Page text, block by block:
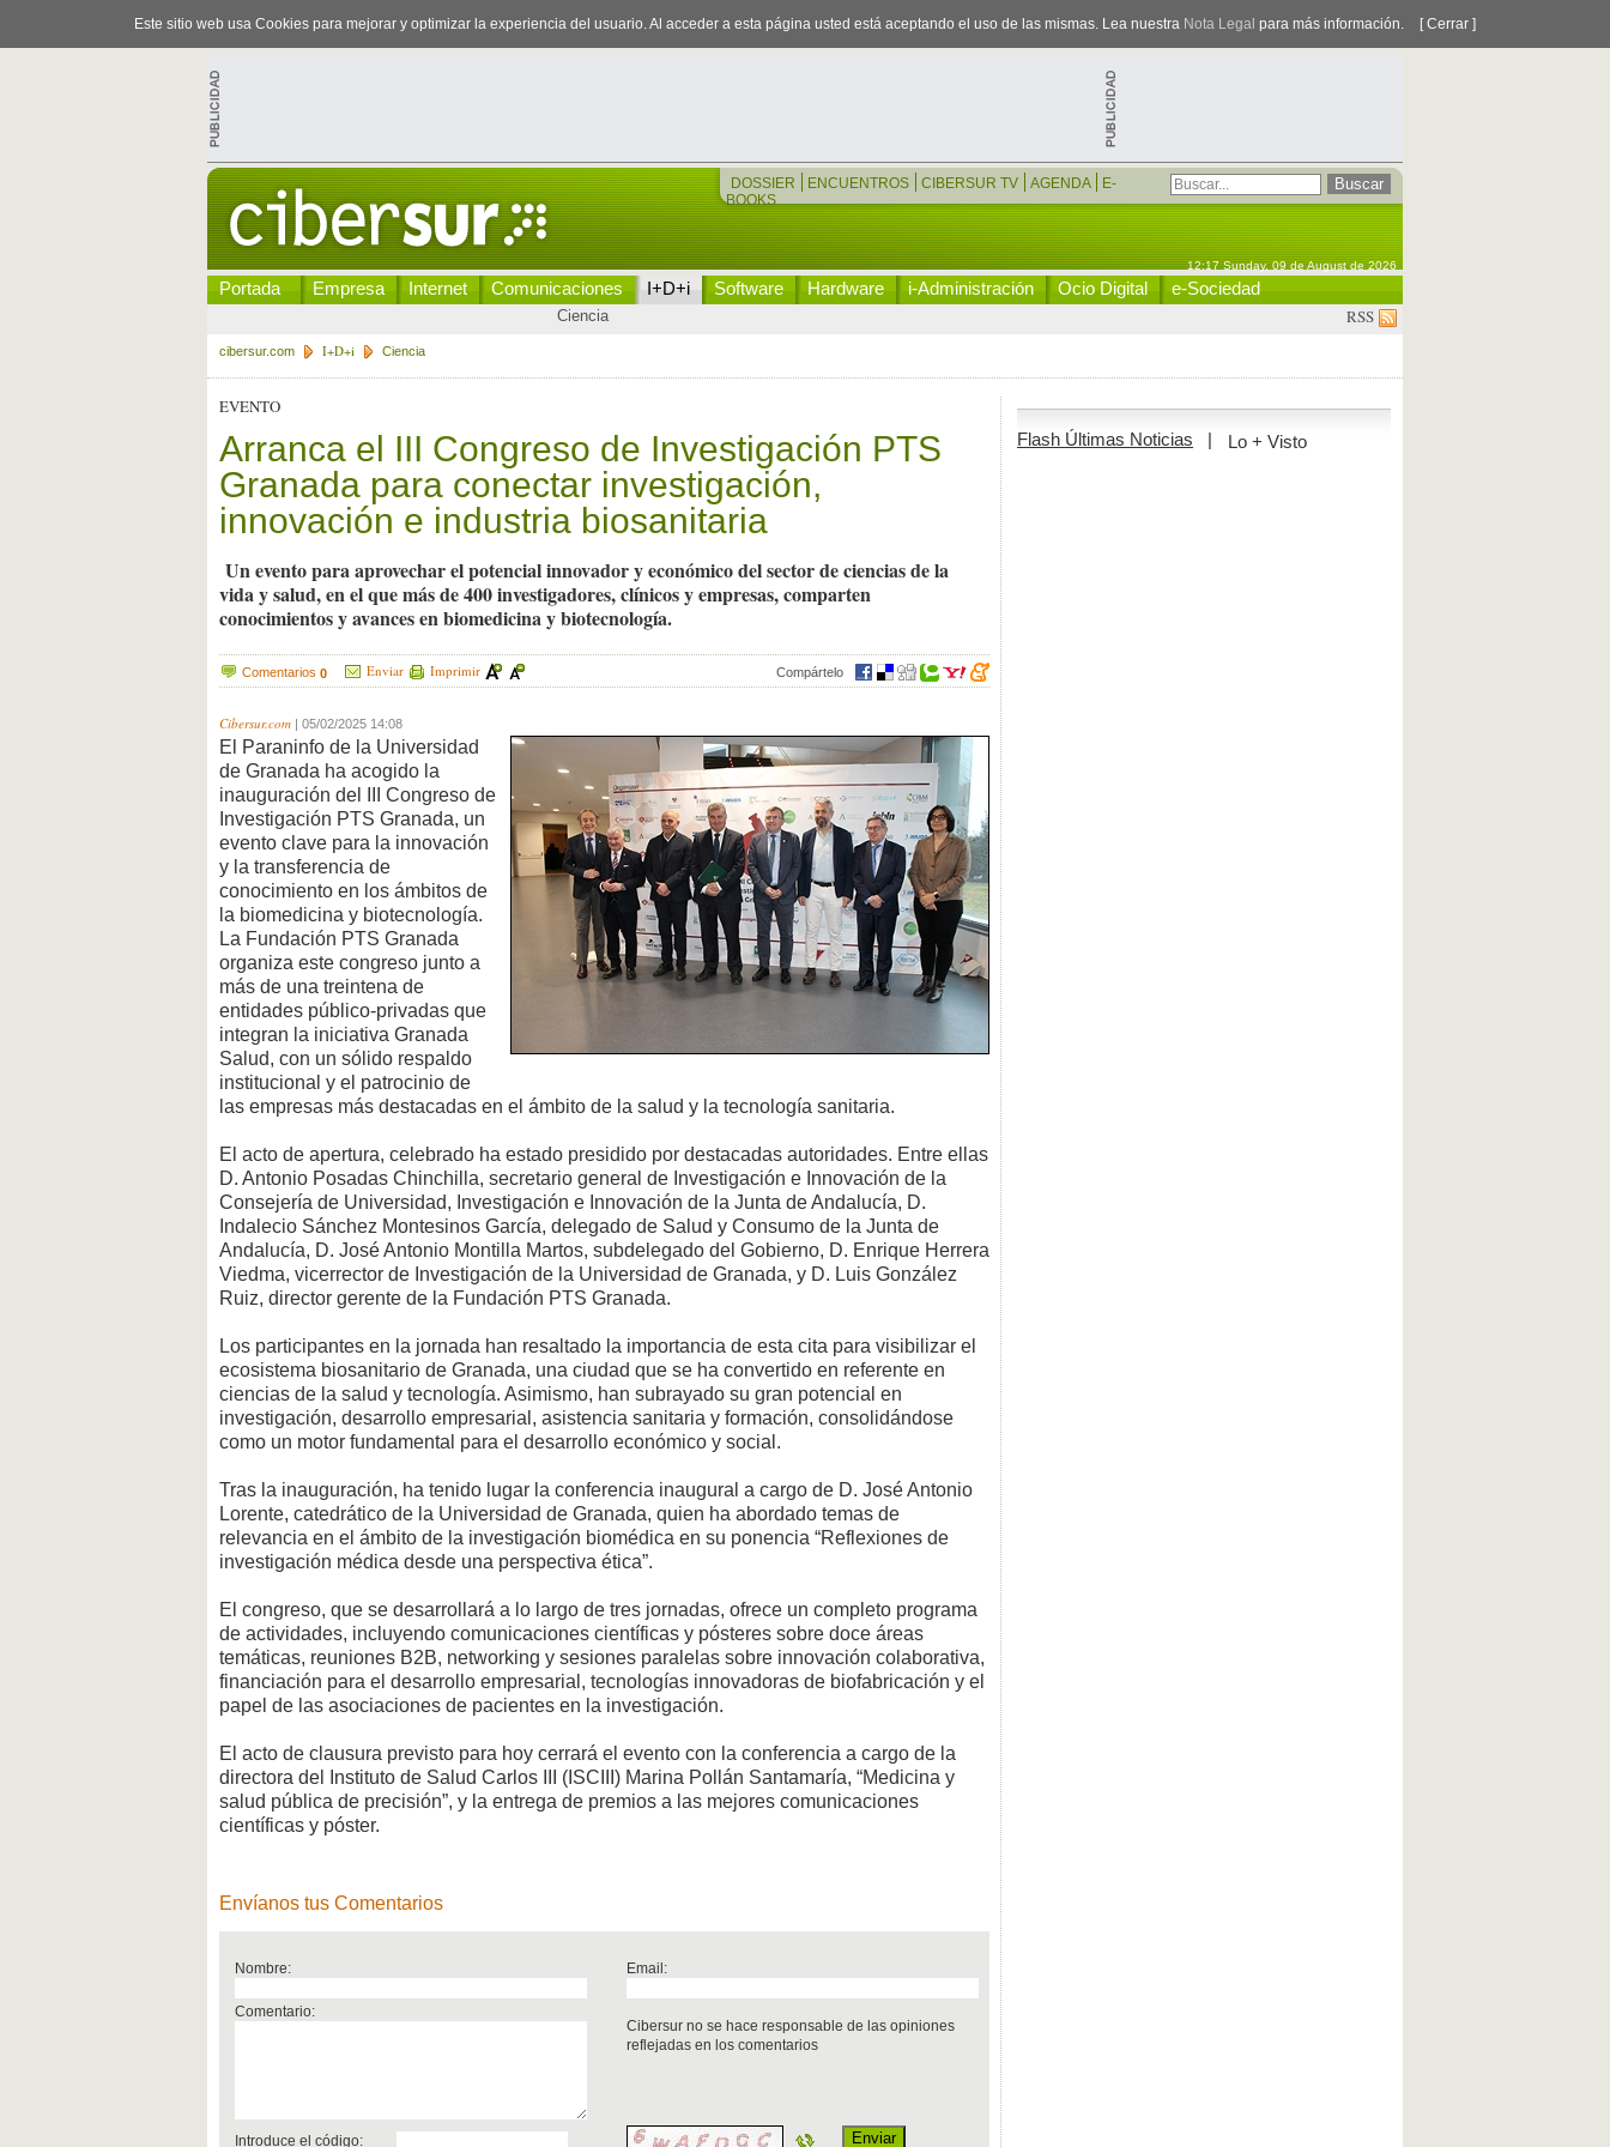
Este sitio web usa Cookies para mejorar y optimizar la experiencia del usuario. Al acceder a esta página usted está aceptando el uso de las mismas. Lea nuestra Nota Legal para más información. [ Cerrar ]
DOSSIER ENCUENTROS CIBERSUR TV AGENDA
E-
BOOKS
12:17 Sunday, 09 de August de 2026
Portada Empresa Internet Comunicaciones I+D+i Software Hardware i-Administración Ocio Digital e-Sociedad
Ciencia RSS
cibersur.com I+D+i Ciencia
EVENTO
Arranca el III Congreso de Investigación PTS
Granada para conectar investigación,
innovación e industria biosanitaria
Un evento para aprovechar el potencial innovador y económico del sector de ciencias de la
vida y salud, en el que más de 400 investigadores, clínicos y empresas, comparten
conocimientos y avances en biomedicina y biotecnología.
Comentarios 0 Enviar Imprimir Compártelo
Cibersur.com 05/02/2025 14:08
El Paraninfo de la Universidad
de Granada ha acogido la
inauguración del III Congreso de
Investigación PTS Granada, un
evento clave para la innovación
y la transferencia de
conocimiento en los ámbitos de
la biomedicina y biotecnología.
La Fundación PTS Granada
organiza este congreso junto a
más de una treintena de
entidades público-privadas que
integran la iniciativa Granada
Salud, con un sólido respaldo
institucional y el patrocinio de
las empresas más destacadas en el ámbito de la salud y la tecnología sanitaria.
El acto de apertura, celebrado ha estado presidido por destacadas autoridades. Entre ellas
D. Antonio Posadas Chinchilla, secretario general de Investigación e Innovación de la
Consejería de Universidad, Investigación e Innovación de la Junta de Andalucía, D.
Indalecio Sánchez Montesinos García, delegado de Salud y Consumo de la Junta de
Andalucía, D. José Antonio Montilla Martos, subdelegado del Gobierno, D. Enrique Herrera
Viedma, vicerrector de Investigación de la Universidad de Granada, y D. Luis González
Ruiz, director gerente de la Fundación PTS Granada.
Los participantes en la jornada han resaltado la importancia de esta cita para visibilizar el
ecosistema biosanitario de Granada, una ciudad que se ha convertido en referente en
ciencias de la salud y tecnología. Asimismo, han subrayado su gran potencial en
investigación, desarrollo empresarial, asistencia sanitaria y formación, consolidándose
como un motor fundamental para el desarrollo económico y social.
Tras la inauguración, ha tenido lugar la conferencia inaugural a cargo de D. José Antonio
Lorente, catedrático de la Universidad de Granada, quien ha abordado temas de
relevancia en el ámbito de la investigación biomédica en su ponencia “Reflexiones de
investigación médica desde una perspectiva ética”.
El congreso, que se desarrollará a lo largo de tres jornadas, ofrece un completo programa
de actividades, incluyendo comunicaciones científicas y pósteres sobre doce áreas
temáticas, reuniones B2B, networking y sesiones paralelas sobre innovación colaborativa,
financiación para el desarrollo empresarial, tecnologías innovadoras de biofabricación y el
papel de las asociaciones de pacientes en la investigación.
El acto de clausura previsto para hoy cerrará el evento con la conferencia a cargo de la
directora del Instituto de Salud Carlos III (ISCIII) Marina Pollán Santamaría, “Medicina y
salud pública de precisión”, y la entrega de premios a las mejores comunicaciones
científicas y póster.
Envíanos tus Comentarios
Nombre: Email:
Comentario:
Cibersur no se hace responsable de las opiniones
reflejadas en los comentarios
Introduce el código:
Flash Últimas Noticias | Lo + Visto